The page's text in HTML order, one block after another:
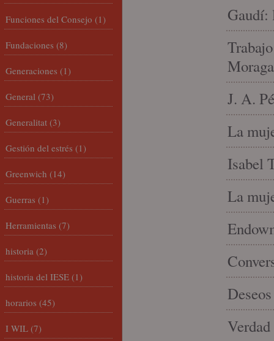
Gaudí:
J. A.
La
Isabel
La
Funciones del Consejo (1)
Fundaciones (8)
Generaciones (1)
General (73)
Generalitat (3)
Gestión del estrés (1)
Greenwich (14)
Guerras (1)
Herramientas (7)
historia (2)
historia del IESE (1)
horarios (45)
I WIL (7)